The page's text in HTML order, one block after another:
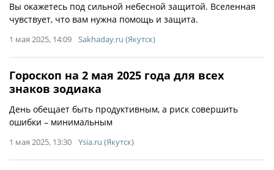
Вы окажетесь под сильной небесной защитой. Вселенная
чувствует, что вам нужна помощь и защита.
1 мая 2025, 14:09 Sakhaday.ru (Якутск)
Гороскоп на 2 мая 2025 года для всех
знаков зодиака
День обещает быть продуктивным, а риск совершить
ошибки – минимальным
1 мая 2025, 13:30 Ysia.ru (Якутск)